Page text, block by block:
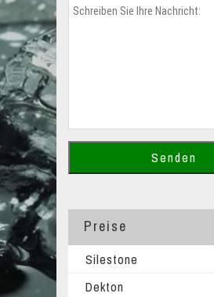
Preise
Silestone
Dekton